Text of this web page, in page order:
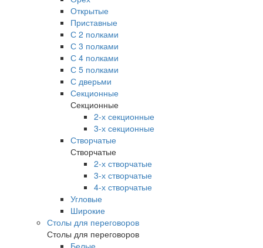
Открытые
Приставные
С 2 полками
С 3 полками
С 4 полками
С 5 полками
С дверьми
Секционные
Секционные
2-х секционные
3-х секционные
Створчатые
Створчатые
2-х створчатые
3-х створчатые
4-х створчатые
Угловые
Широкие
Столы для переговоров
Столы для переговоров
Белые